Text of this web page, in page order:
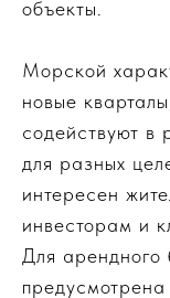
объекты.
Морской
новые
содействуют в
для разных
интересен
инвесторам и
Для арендного